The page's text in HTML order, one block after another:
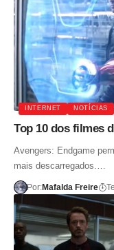
INTERNET NOTÍCIAS
Top 10 dos filmes
Avengers: Endgame
mais descarregados.…
Por:Mafalda Freire